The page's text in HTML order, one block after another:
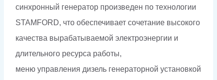
синхронный генератор произведен по технологии
STAMFORD, что обеспечивает сочетание высокого
качества вырабатываемой электроэнергии и
длительного ресурса работы,
меню управления дизель генераторной установкой